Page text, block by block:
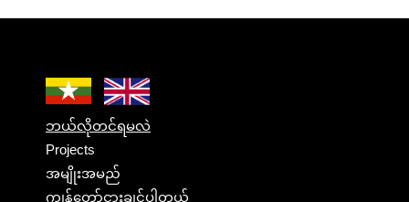
ဘယ်လိုတင်ရမလဲ
Projects
အမျိုးအမည်
ကျွန်တော်ငှားချင်ပါတယ်